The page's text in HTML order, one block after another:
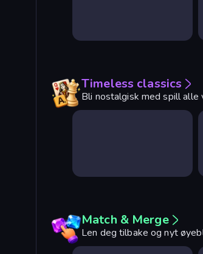
Timeless classics
Bli nostalgisk med spill alle
Match & Merge
Len deg tilbake og nyt